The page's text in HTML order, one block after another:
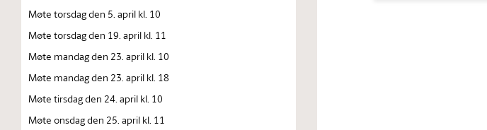
Møte torsdag den 5. april kl. 10
Møte torsdag den 19. april kl. 11
Møte mandag den 23. april kl. 10
Møte mandag den 23. april kl. 18
Møte tirsdag den 24. april kl. 10
Møte onsdag den 25. april kl. 11